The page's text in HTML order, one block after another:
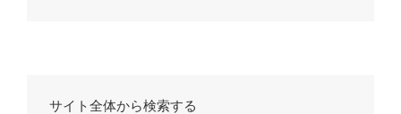
サイト全体から検索する